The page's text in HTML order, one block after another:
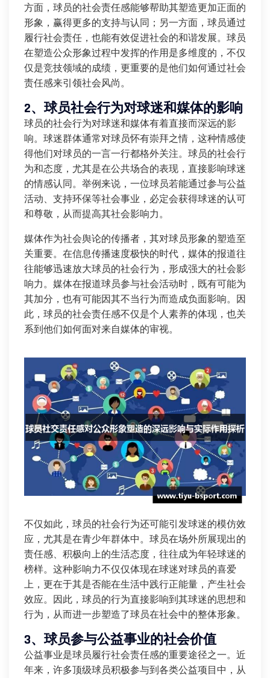
方面，球员的社会责任感能够帮助其塑造更加正面的
形象，赢得更多的支持与认同；另一方面，球员通过
履行社会责任，也能有效促进社会的和谐发展。球员
在塑造公众形象过程中发挥的作用是多维度的，不仅
仅是竞技领域的成绩，更重要的是他们如何通过社会
责任感来引领社会风尚。
2、球员社会行为对球迷和媒体的影响
球员的社会行为对球迷和媒体有着直接而深远的影
响。球迷群体通常对球员怀有崇拜之情，这种情感使
得他们对球员的一言一行都格外关注。球员的社会行
为和态度，尤其是在公共场合的表现，直接影响球迷
的情感认同。举例来说，一位球员若能通过参与公益
活动、支持环保等社会事业，必定会获得球迷的认可
和尊敬，从而提高其社会影响力。
媒体作为社会舆论的传播者，其对球员形象的塑造至
关重要。在信息传播速度极快的时代，媒体的报道往
往能够迅速放大球员的社会行为，形成强大的社会影
响力。媒体在报道球员参与社会活动时，既有可能为
其加分，也有可能因其不当行为而造成负面影响。因
此，球员的社会责任感不仅是个人素养的体现，也关
系到他们如何面对来自媒体的审视。
不仅如此，球员的社会行为还可能引发球迷的模仿效
应，尤其是在青少年群体中。球员在场外所展现出的
责任感、积极向上的生活态度，往往成为年轻球迷的
榜样。这种影响力不仅仅体现在球迷对球员的喜爱
上，更在于其是否能在生活中践行正能量，产生社会
效应。因此，球员的行为直接影响到其球迷的思想和
行为，从而进一步塑造了球员在社会中的整体形象。
3、球员参与公益事业的社会价值
公益事业是球员履行社会责任感的重要途径之一。近
年来，许多顶级球员积极参与到各类公益项目中，从